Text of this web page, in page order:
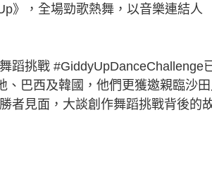
》，全場勁歌熱舞，以音樂連結人
蹈挑戰 #GiddyUpDanceChallenge
、巴西及韓國，他們更獲邀親臨沙
者見面，大談創作舞蹈挑戰背後的